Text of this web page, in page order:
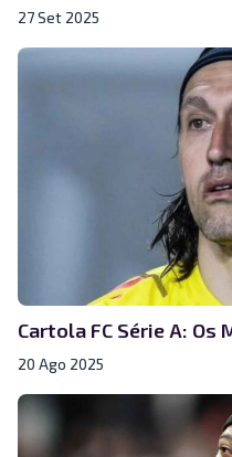
27 Set 2025
Cartola FC Série A: Os
20 Ago 2025